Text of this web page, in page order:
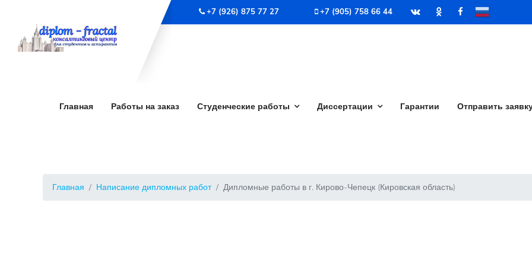
+7 (926) 875 77 27 +7 (905) 758 66 44
Главная Работы на заказ Студенческие работы Диссертации Гарантии Отправить
Главная Написание дипломных работ Дипломные работы в г. Кирово-Чепецк (Кировская область)